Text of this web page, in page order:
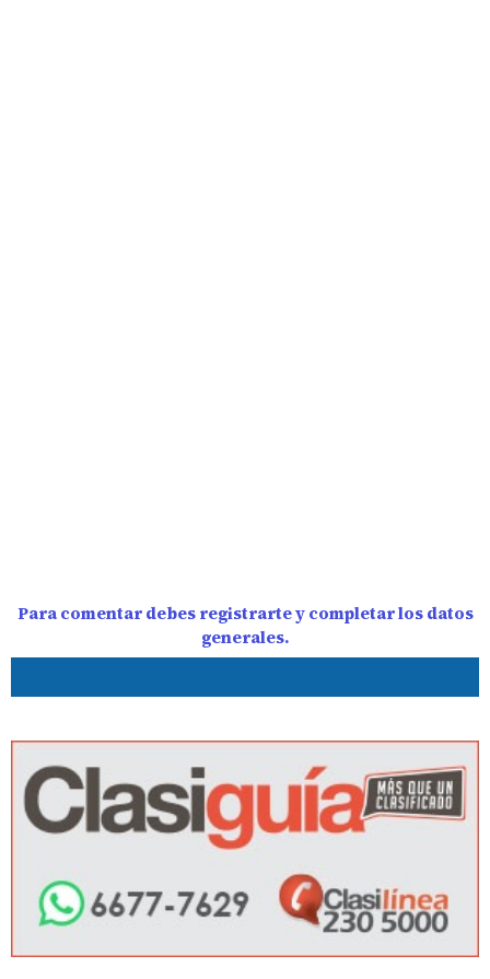
Para comentar debes registrarte y completar los datos
generales.